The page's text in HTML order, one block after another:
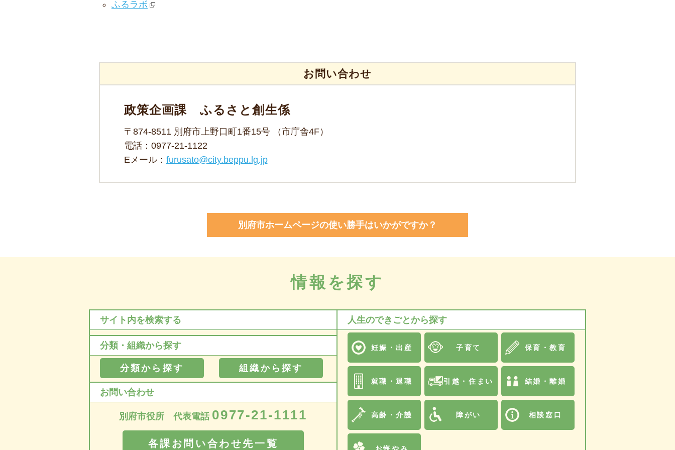
ふるラボ
お問い合わせ
政策企画課 ふるさと創生係
〒874-8511 別府市上野口町1番15号 （市庁舎4F）
電話： 0977-21-1122
Eメール： furusato@city.beppu.lg.jp
別府市ホームページの使い勝手はいかがですか？
情報を探す
サイト内を検索する
分類・組織から探す
分類から探す 組織から探す
お問い合わせ
別府市役所 代表電話 0977-21-1111
各課お問い合わせ先一覧
人生のできごとから探す
妊娠・出産 子育て 保育・教育
就職・退職 引越・住まい 結婚・離婚
高齢・介護 障がい 相談窓口